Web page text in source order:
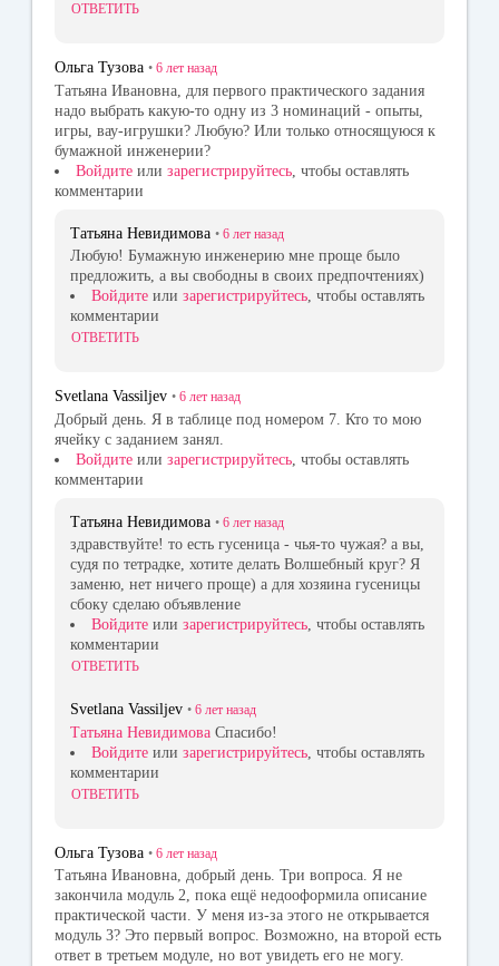
ОТВЕТИТЬ
Ольга Тузова • 6 лет назад
Татьяна Ивановна, для первого практического задания
надо выбрать какую-то одну из 3 номинаций - опыты,
игры, вау-игрушки? Любую? Или только относящуюся к
бумажной инженерии?
Войдите или зарегистрируйтесь , чтобы оставлять
комментарии
Татьяна Невидимова • 6 лет назад
Любую! Бумажную инженерию мне проще было
предложить, а вы свободны в своих предпочтениях)
Войдите или зарегистрируйтесь, чтобы оставлять
комментарии
ОТВЕТИТЬ
Svetlana Vassiljev • 6 лет назад
Добрый день. Я в таблице под номером 7. Кто то мою
ячейку с заданием занял.
Войдите или зарегистрируйтесь , чтобы оставлять
комментарии
Татьяна Невидимова • 6 лет назад
здравствуйте! то есть гусеница - чья-то чужая? а вы,
судя по тетрадке, хотите делать Волшебный круг? Я
заменю, нет ничего проще) а для хозяина гусеницы
сбоку сделаю объявление
Войдите или зарегистрируйтесь, чтобы оставлять
комментарии
ОТВЕТИТЬ
Svetlana Vassiljev • 6 лет назад
Татьяна Невидимова Спасибо!
Войдите или зарегистрируйтесь , чтобы оставлять
комментарии
ОТВЕТИТЬ
Ольга Тузова • 6 лет назад
Татьяна Ивановна, добрый день. Три вопроса. Я не
закончила модуль 2, пока ещё недооформила описание
практической части. У меня из-за этого не открывается
модуль 3? Это первый вопрос. Возможно, на второй есть
ответ в третьем модуле, но вот увидеть его не могу.